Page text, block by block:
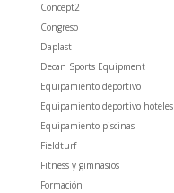
Concept2
Congreso
Daplast
Decan Sports Equipment
Equipamiento deportivo
Equipamiento deportivo hoteles
Equipamiento piscinas
Fieldturf
Fitness y gimnasios
Formación